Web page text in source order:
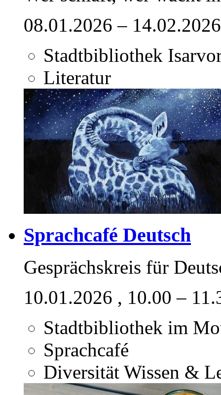
08.01.2026 – 14.02.2026
Stadtbibliothek
Literatur
Sprachcafé Deutsch
Gesprächskreis für
10.01.2026 , 10.00 –
Stadtbibliothek im
Sprachcafé
Diversität Wissen &